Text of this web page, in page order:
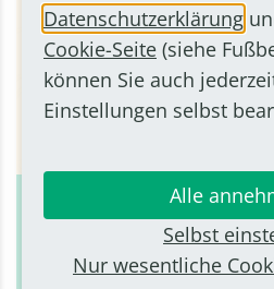
Stolpersteine NRW
Das Projekt "Stolpersteine
Westdeutschen Rundfunks
Datenschutzerklärung
Cookie-Seite (siehe
können Sie auch
Einstellungen selbst
Alle
Selbst
Nur wesentliche